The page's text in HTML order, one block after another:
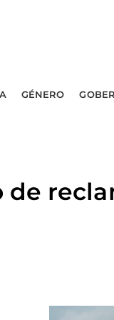
GÉNERO
de